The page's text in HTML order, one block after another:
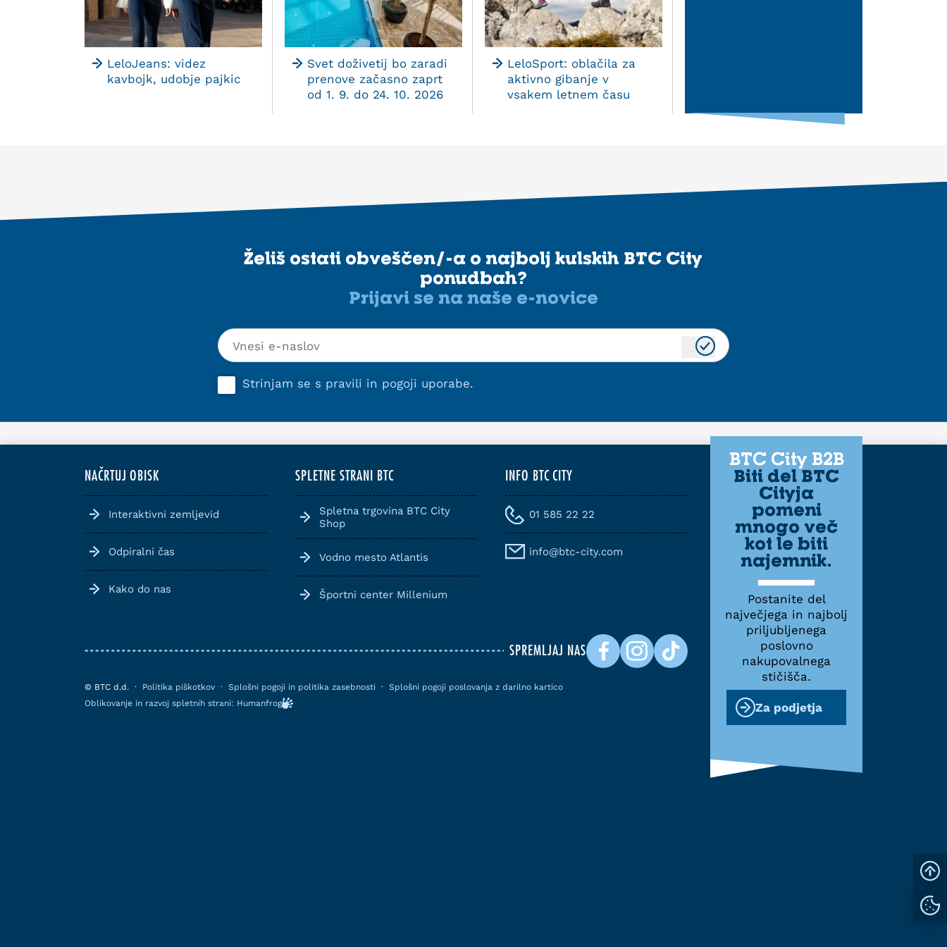
LeloJeans: videz
kavbojk, udobje pajkic
Svet doživetij bo zaradi
prenove začasno zaprt
od 1. 9. do 24. 10. 2026
LeloSport: oblačila za
aktivno gibanje v
vsakem letnem času
Želiš ostati obveščen/-a o najbolj kulskih BTC City
ponudbah?
Prijavi se na naše e-novice
Strinjam se s pravili in pogoji uporabe.
NAČRTUJ OBISK
Interaktivni zemljevid
Odpiralni čas
Kako do nas
SPLETNE STRANI BTC
Spletna trgovina BTC City
Shop
Vodno mesto Atlantis
Športni center Millenium
INFO BTC CITY
01 585 22 22
info@btc-city.com
SPREMLJAJ NAS
© BTC d.d. · Politika piškotkov · Splošni pogoji in politika zasebnosti ·
Splošni pogoji poslovanja z darilno kartico
Oblikovanje in razvoj spletnih strani: Humanfrog
BTC City B2B
Biti del BTC
Cityja
pomeni
mnogo več
kot le biti
najemnik.
Postanite del
največjega in najbolj
priljubljenega
poslovno
nakupovalnega
stičišča.
Za podjetja